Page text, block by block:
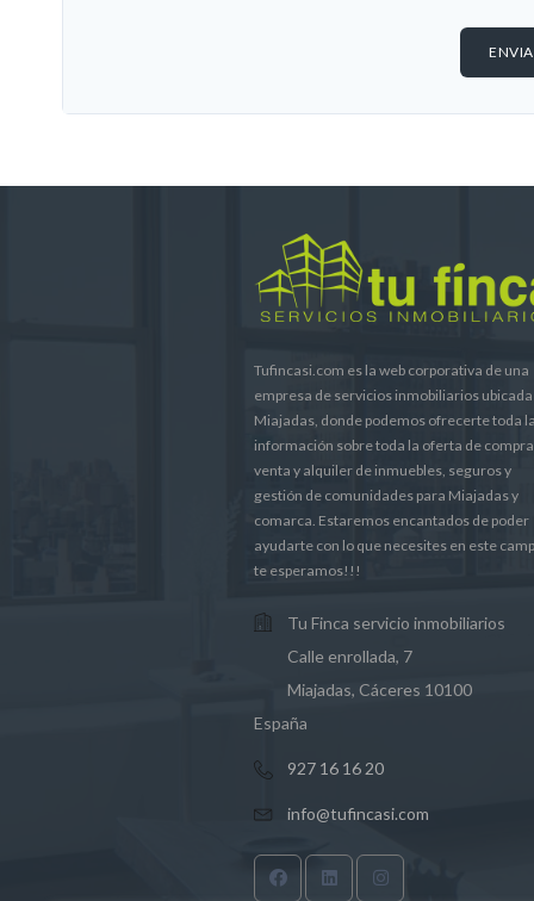
Tufincasi.com es la web corporativa de una
empresa de servicios inmobiliarios
Miajadas, donde podemos ofrecerte toda
información sobre toda la oferta de compra
venta y alquiler de inmuebles, seguros y
gestión de comunidades para Miajadas y
comarca. Estaremos encantados de poder
ayudarte con lo que necesites en este
te esperamos!!!
Tu Finca servicio inmobiliarios
Calle enrollada, 7
Miajadas, Cáceres 10100
España
927 16 16 20
info@tufincasi.com